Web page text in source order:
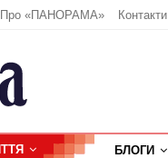
Про «ПАНОРАМА» Контакти
БЛОГИ